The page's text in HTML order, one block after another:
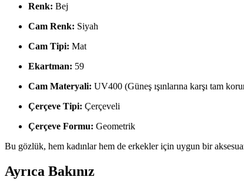
Renk: Bej
Cam Renk: Siyah
Cam Tipi: Mat
Ekartman: 59
Cam Materyali: UV400 (Güneş ışınlarına karşı tam
Çerçeve Tipi: Çerçeveli
Çerçeve Formu: Geometrik
Bu gözlük, hem kadınlar hem de erkekler için uygun bir
Ayrıca Bakınız